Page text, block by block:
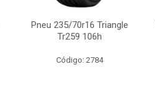
Pneu 235/70r16 Triangle
Tr259 106h
Código: 2784